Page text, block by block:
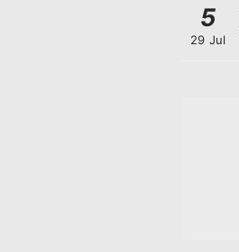
5
29 Jul